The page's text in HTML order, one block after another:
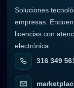
Soluciones
empresas.
licencias con
electrónica.
316 349